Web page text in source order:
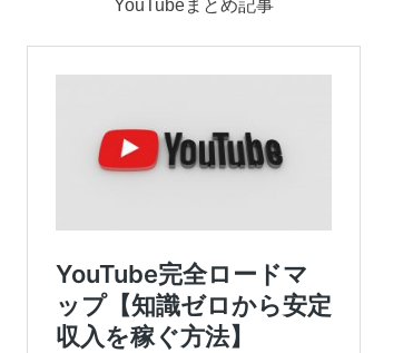
YouTubeまとめ記事